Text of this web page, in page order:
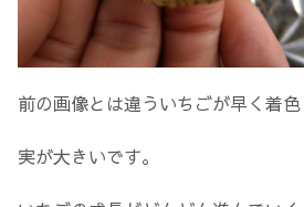
前の画像とは違ういちごが早く着色
実が大きいです。